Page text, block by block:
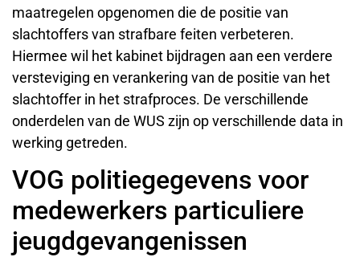
maatregelen opgenomen die de positie van
slachtoffers van strafbare feiten verbeteren.
Hiermee wil het kabinet bijdragen aan een verdere
versteviging en verankering van de positie van het
slachtoffer in het strafproces. De verschillende
onderdelen van de WUS zijn op verschillende data in
werking getreden.
VOG politiegegevens voor
medewerkers particuliere
jeugdgevangenissen